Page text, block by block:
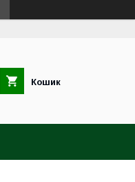
Кошик